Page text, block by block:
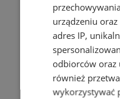
urządzeniu
adres IP,
odbiorców oraz
również
wykorzystywać